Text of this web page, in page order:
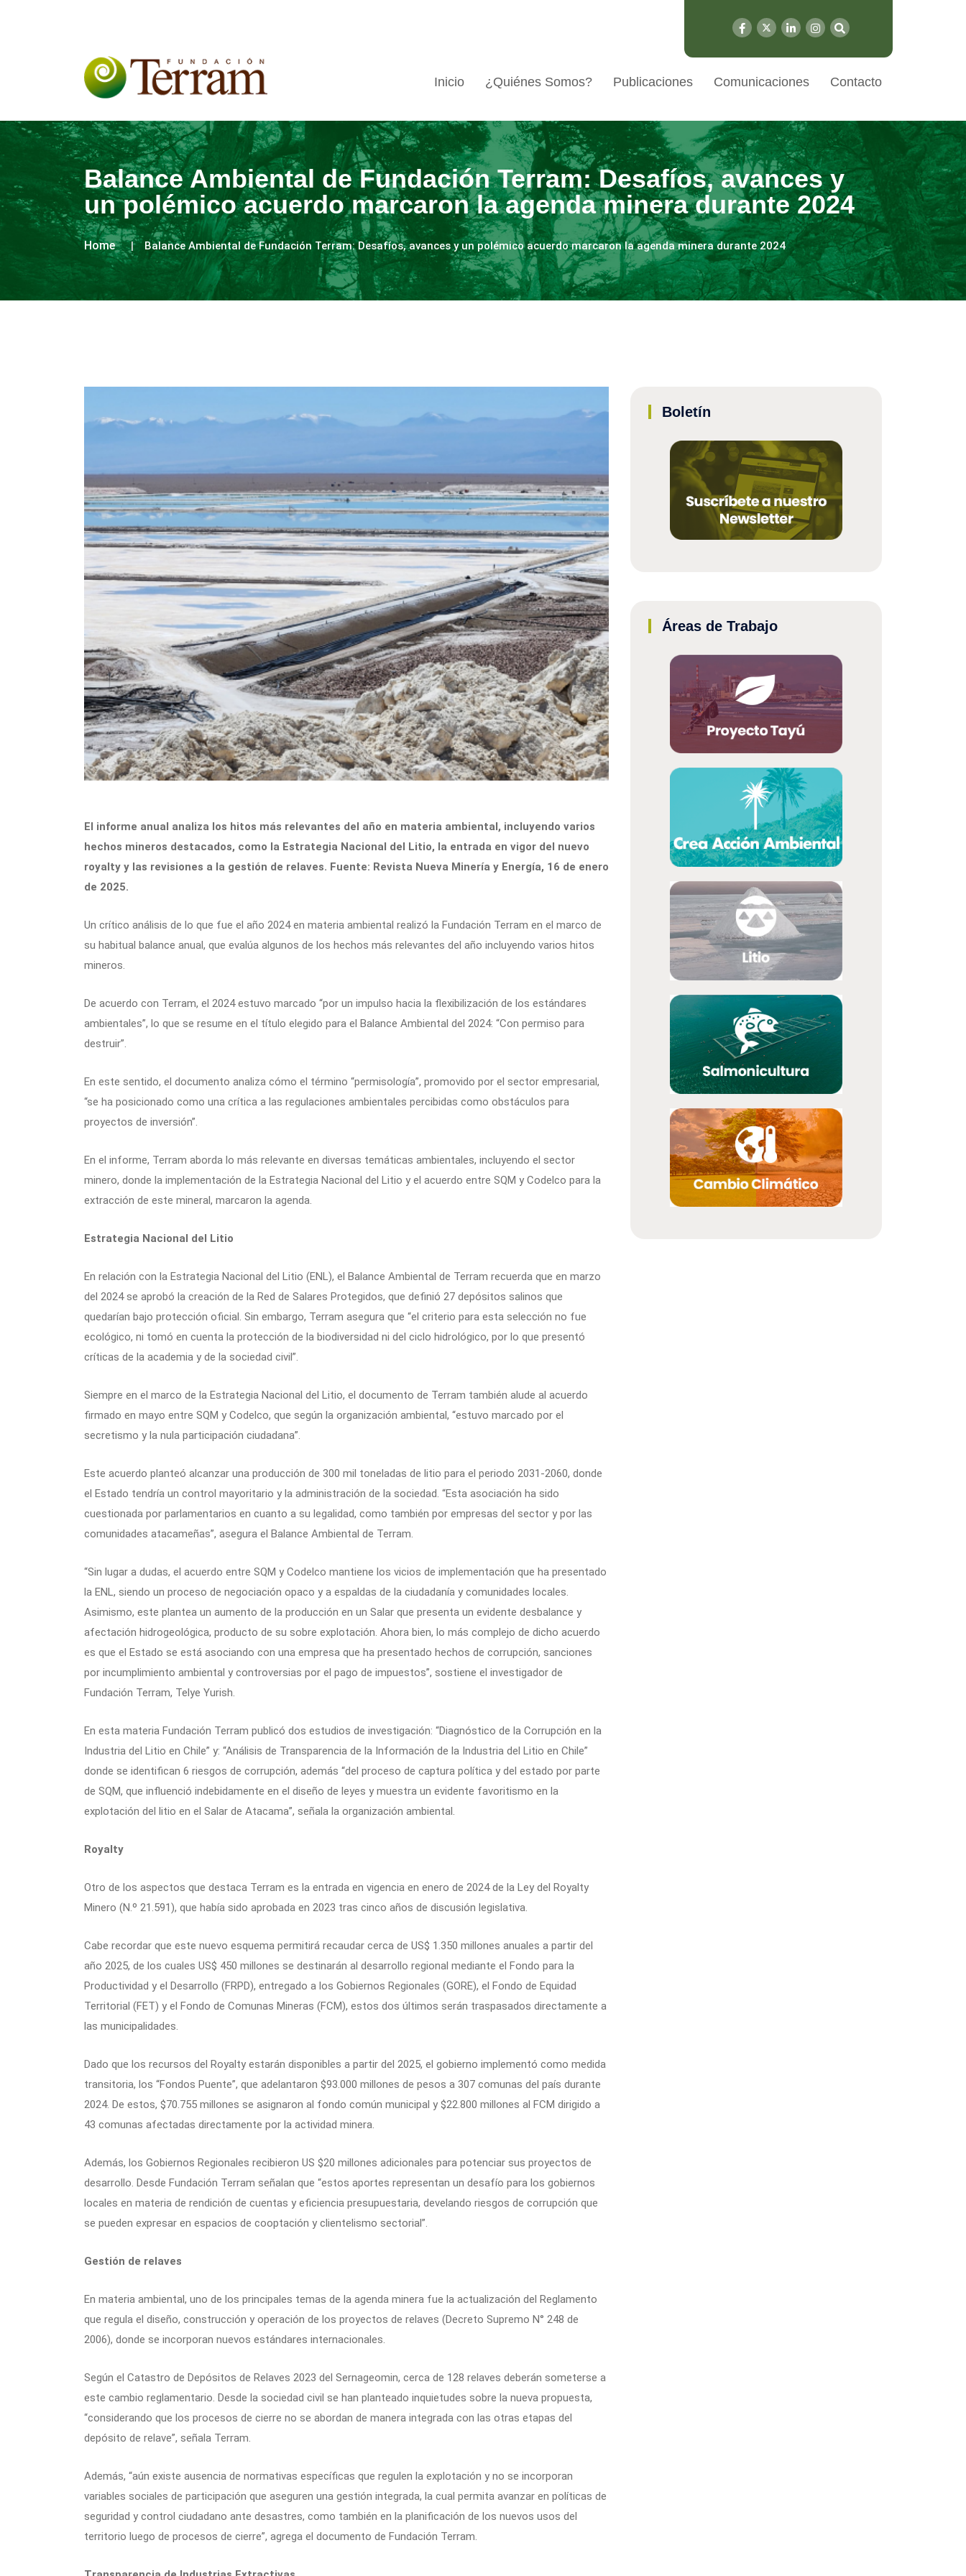
Inicio ¿Quiénes Somos? Publicaciones Comunicaciones Contacto
Balance Ambiental de Fundación Terram: Desafíos, avances y
un polémico acuerdo marcaron la agenda minera durante 2024
Home Balance Ambiental de Fundación Terram: Desafíos, avances y un polémico acuerdo marcaron la agenda minera durante 2024
El informe anual analiza los hitos más relevantes del año en materia ambiental, incluyendo varios
hechos mineros destacados, como la Estrategia Nacional del Litio, la entrada en vigor del nuevo
royalty y las revisiones a la gestión de relaves. Fuente: Revista Nueva Minería y Energía, 16 de enero
de 2025.
Un crítico análisis de lo que fue el año 2024 en materia ambiental realizó la Fundación Terram en el marco de
su habitual balance anual, que evalúa algunos de los hechos más relevantes del año incluyendo varios hitos
mineros.
De acuerdo con Terram, el 2024 estuvo marcado “por un impulso hacia la flexibilización de los estándares
ambientales”, lo que se resume en el título elegido para el Balance Ambiental del 2024: “Con permiso para
destruir”.
En este sentido, el documento analiza cómo el término “permisología”, promovido por el sector empresarial,
“se ha posicionado como una crítica a las regulaciones ambientales percibidas como obstáculos para
proyectos de inversión”.
En el informe, Terram aborda lo más relevante en diversas temáticas ambientales, incluyendo el sector
minero, donde la implementación de la Estrategia Nacional del Litio y el acuerdo entre SQM y Codelco para la
extracción de este mineral, marcaron la agenda.
Estrategia Nacional del Litio
En relación con la Estrategia Nacional del Litio (ENL), el Balance Ambiental de Terram recuerda que en marzo
del 2024 se aprobó la creación de la Red de Salares Protegidos, que definió 27 depósitos salinos que
quedarían bajo protección oficial. Sin embargo, Terram asegura que “el criterio para esta selección no fue
ecológico, ni tomó en cuenta la protección de la biodiversidad ni del ciclo hidrológico, por lo que presentó
críticas de la academia y de la sociedad civil”.
Siempre en el marco de la Estrategia Nacional del Litio, el documento de Terram también alude al acuerdo
firmado en mayo entre SQM y Codelco, que según la organización ambiental, “estuvo marcado por el
secretismo y la nula participación ciudadana”.
Este acuerdo planteó alcanzar una producción de 300 mil toneladas de litio para el periodo 2031-2060, donde
el Estado tendría un control mayoritario y la administración de la sociedad. “Esta asociación ha sido
cuestionada por parlamentarios en cuanto a su legalidad, como también por empresas del sector y por las
comunidades atacameñas”, asegura el Balance Ambiental de Terram.
“Sin lugar a dudas, el acuerdo entre SQM y Codelco mantiene los vicios de implementación que ha presentado
la ENL, siendo un proceso de negociación opaco y a espaldas de la ciudadanía y comunidades locales.
Asimismo, este plantea un aumento de la producción en un Salar que presenta un evidente desbalance y
afectación hidrogeológica, producto de su sobre explotación. Ahora bien, lo más complejo de dicho acuerdo
es que el Estado se está asociando con una empresa que ha presentado hechos de corrupción, sanciones
por incumplimiento ambiental y controversias por el pago de impuestos”, sostiene el investigador de
Fundación Terram, Telye Yurish.
En esta materia Fundación Terram publicó dos estudios de investigación: “Diagnóstico de la Corrupción en la
Industria del Litio en Chile” y: “Análisis de Transparencia de la Información de la Industria del Litio en Chile”
donde se identifican 6 riesgos de corrupción, además “del proceso de captura política y del estado por parte
de SQM, que influenció indebidamente en el diseño de leyes y muestra un evidente favoritismo en la
explotación del litio en el Salar de Atacama”, señala la organización ambiental.
Royalty
Otro de los aspectos que destaca Terram es la entrada en vigencia en enero de 2024 de la Ley del Royalty
Minero (N.º 21.591), que había sido aprobada en 2023 tras cinco años de discusión legislativa.
Cabe recordar que este nuevo esquema permitirá recaudar cerca de US$ 1.350 millones anuales a partir del
año 2025, de los cuales US$ 450 millones se destinarán al desarrollo regional mediante el Fondo para la
Productividad y el Desarrollo (FRPD), entregado a los Gobiernos Regionales (GORE), el Fondo de Equidad
Territorial (FET) y el Fondo de Comunas Mineras (FCM), estos dos últimos serán traspasados directamente a
las municipalidades.
Dado que los recursos del Royalty estarán disponibles a partir del 2025, el gobierno implementó como medida
transitoria, los “Fondos Puente”, que adelantaron $93.000 millones de pesos a 307 comunas del país durante
2024. De estos, $70.755 millones se asignaron al fondo común municipal y $22.800 millones al FCM dirigido a
43 comunas afectadas directamente por la actividad minera.
Además, los Gobiernos Regionales recibieron US $20 millones adicionales para potenciar sus proyectos de
desarrollo. Desde Fundación Terram señalan que “estos aportes representan un desafío para los gobiernos
locales en materia de rendición de cuentas y eficiencia presupuestaria, develando riesgos de corrupción que
se pueden expresar en espacios de cooptación y clientelismo sectorial”.
Gestión de relaves
En materia ambiental, uno de los principales temas de la agenda minera fue la actualización del Reglamento
que regula el diseño, construcción y operación de los proyectos de relaves (Decreto Supremo N° 248 de
2006), donde se incorporan nuevos estándares internacionales.
Según el Catastro de Depósitos de Relaves 2023 del Sernageomin, cerca de 128 relaves deberán someterse a
este cambio reglamentario. Desde la sociedad civil se han planteado inquietudes sobre la nueva propuesta,
“considerando que los procesos de cierre no se abordan de manera integrada con las otras etapas del
depósito de relave”, señala Terram.
Además, “aún existe ausencia de normativas específicas que regulen la explotación y no se incorporan
variables sociales de participación que aseguren una gestión integrada, la cual permita avanzar en políticas de
seguridad y control ciudadano ante desastres, como también en la planificación de los nuevos usos del
territorio luego de procesos de cierre”, agrega el documento de Fundación Terram.
Boletín
Áreas de Trabajo